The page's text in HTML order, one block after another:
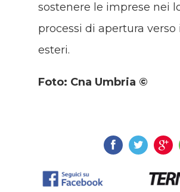
sostenere le imprese nei
processi di apertura verso
esteri.
Foto: Cna Umbria ©